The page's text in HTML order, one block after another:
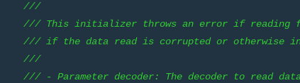
///
/// This initializer throws an error if reading
/// if the data read is corrupted or otherwise
///
/// - Parameter decoder: The decoder to read